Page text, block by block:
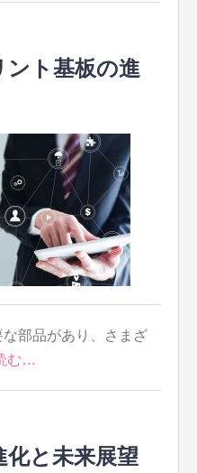
ト基板の進
部品があり、さまざ
む…
と未来展望